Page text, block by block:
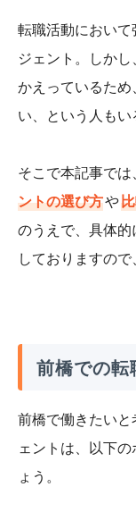
転職活動におい
ジェント。しか
かえっているた
い、という人もい
そこで本記事では、
ントの選び方や
のうえで、具体
しておりますので
前橋での
前橋で働きたい
ェントは、以下
ょう。